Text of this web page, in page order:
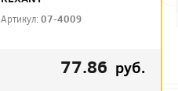
Артикул:07-4009
77.86 руб.